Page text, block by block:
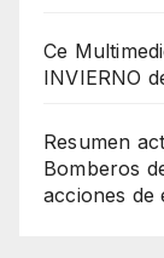
Ce
INVIERNO
Resumen
Bomberos
acciones de